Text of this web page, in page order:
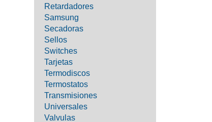
Retardadores
Samsung
Secadoras
Sellos
Switches
Tarjetas
Termodiscos
Termostatos
Transmisiones
Universales
Valvulas